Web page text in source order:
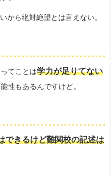
から絶対絶望とは言えない。
てことは学力が足りてない
性もあるんですけど。
できるけど難関校の記述は